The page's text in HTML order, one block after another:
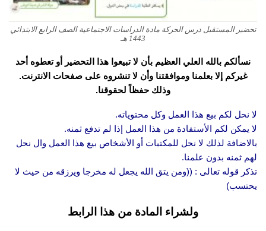
تحضير المستقبل درس الحركة مادة الدراسات الاجتماعية الصف الرابع الابتدائي
1443 هـ
نسألكم بالله العلي العظيم بأن لا تبيعوا هذا التحضير أو تعطوه أحد
غيركم إلا بعلمنا وموافقتنا وأن لا تنشروه على صفحات الانترنت.
وذلك حفظاً لحقوقنا.
لا نحل لكم بيع هذا العمل وكل محتوياته.
لا يمكن لكم الأستفادة من هذا العمل إذا لم تدفع ثمنه.
بالاضافة لذلك لا نحل للمكتبات أو الأشخاص بيع هذا العمل وال نحل
لهم ثمنه بدون علمنا.
تذكر قوله تعالى : ((ومن يتق الله يجعل له مخرجا ويرزقه من حيث لا
يحتسب)
ولشراء المادة من هذا الرابط